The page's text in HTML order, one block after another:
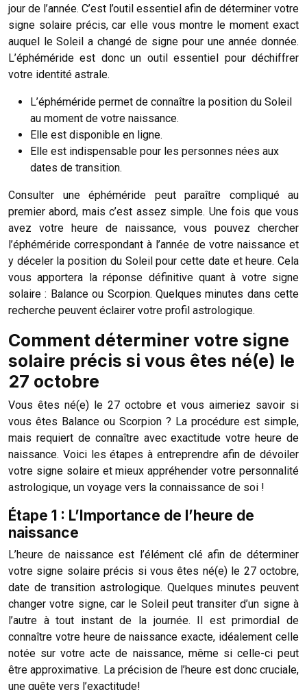
jour de l’année. C’est l’outil essentiel afin de déterminer votre
signe solaire précis, car elle vous montre le moment exact
auquel le Soleil a changé de signe pour une année donnée.
L’éphéméride est donc un outil essentiel pour déchiffrer
votre identité astrale.
L’éphéméride permet de connaître la position du Soleil
au moment de votre naissance.
Elle est disponible en ligne.
Elle est indispensable pour les personnes nées aux
dates de transition.
Consulter une éphéméride peut paraître compliqué au
premier abord, mais c’est assez simple. Une fois que vous
avez votre heure de naissance, vous pouvez chercher
l’éphéméride correspondant à l’année de votre naissance et
y déceler la position du Soleil pour cette date et heure. Cela
vous apportera la réponse définitive quant à votre signe
solaire : Balance ou Scorpion. Quelques minutes dans cette
recherche peuvent éclairer votre profil astrologique.
Comment déterminer votre signe
solaire précis si vous êtes né(e) le
27 octobre
Vous êtes né(e) le 27 octobre et vous aimeriez savoir si
vous êtes Balance ou Scorpion ? La procédure est simple,
mais requiert de connaître avec exactitude votre heure de
naissance. Voici les étapes à entreprendre afin de dévoiler
votre signe solaire et mieux appréhender votre personnalité
astrologique, un voyage vers la connaissance de soi !
Étape 1 : L’Importance de l’heure de
naissance
L’heure de naissance est l’élément clé afin de déterminer
votre signe solaire précis si vous êtes né(e) le 27 octobre,
date de transition astrologique. Quelques minutes peuvent
changer votre signe, car le Soleil peut transiter d’un signe à
l’autre à tout instant de la journée. Il est primordial de
connaître votre heure de naissance exacte, idéalement celle
notée sur votre acte de naissance, même si celle-ci peut
être approximative. La précision de l’heure est donc cruciale,
une quête vers l’exactitude!